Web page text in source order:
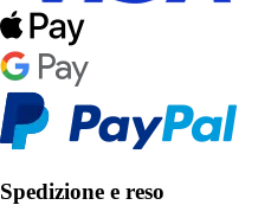
Spedizione e reso